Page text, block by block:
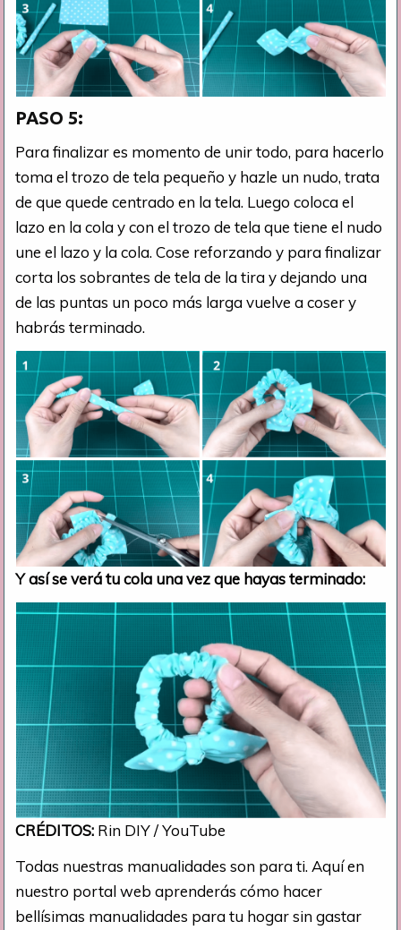
PASO 5:
Para finalizar es momento de unir todo, para hacerlo
toma el trozo de tela pequeño y hazle un nudo, trata
de que quede centrado en la tela. Luego coloca el
lazo en la cola y con el trozo de tela que tiene el nudo
une el lazo y la cola. Cose reforzando y para finalizar
corta los sobrantes de tela de la tira y dejando una
de las puntas un poco más larga vuelve a coser y
habrás terminado.
Y así se verá tu cola una vez que hayas terminado:
CRÉDITOS: Rin DIY / YouTube
Todas nuestras manualidades son para ti. Aquí en
nuestro portal web aprenderás cómo hacer
bellísimas manualidades para tu hogar sin gastar